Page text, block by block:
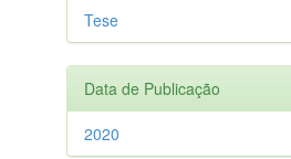
Tese
Data de Publicação
2020